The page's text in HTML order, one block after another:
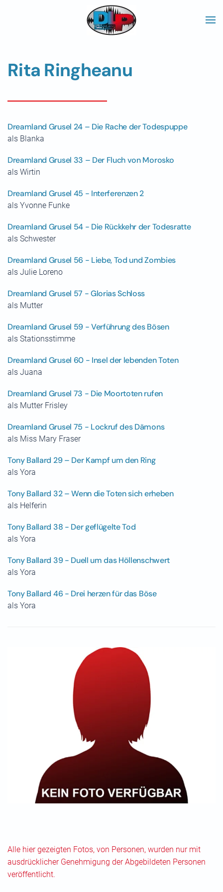
Skip to main content
Rita Ringheanu
Dreamland Grusel 24 – Die Rache der Todespuppe
als Blanka
Dreamland Grusel 33 – Der Fluch von Morosko
als Wirtin
Dreamland Grusel 45 - Interferenzen 2
als Yvonne Funke
Dreamland Grusel 54 - Die Rückkehr der Todesratte
als Schwester
Dreamland Grusel 56 - Liebe, Tod und Zombies
als Julie Loreno
Dreamland Grusel 57 - Glorias Schloss
als Mutter
Dreamland Grusel 59 - Verführung des Bösen
als Stationsstimme
Dreamland Grusel 60 - Insel der lebenden Toten
als Juana
Dreamland Grusel 73 - Die Moortoten rufen
als Mutter Frisley
Dreamland Grusel 75 - Lockruf des Dämons
als Miss Mary Fraser
Tony Ballard 29 – Der Kampf um den Ring
als Yora
Tony Ballard 32 – Wenn die Toten sich erheben
als Helferin
Tony Ballard 38 - Der geflügelte Tod
als Yora
Tony Ballard 39 - Duell um das Höllenschwert
als Yora
Tony Ballard 46 - Drei herzen für das Böse
als Yora
Alle hier gezeigten Fotos, von Personen, wurden nur mit
ausdrücklicher Genehmigung der Abgebildeten Personen
veröffentlicht.